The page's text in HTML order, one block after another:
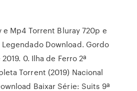
e Mp4 Torrent Bluray 720p e
Download. Gordo
0. Ilha de Ferro 2ª
Torrent (2019) Nacional
Baixar Série: Suits 9ª